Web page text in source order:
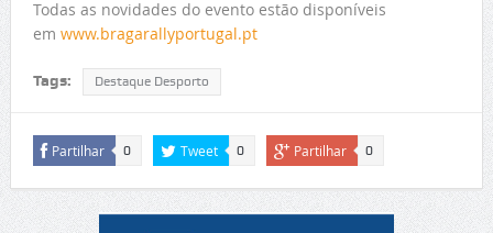
Todas as novidades do evento estão disponíveis
em www.bragarallyportugal.pt
Tags: Destaque Desporto
Partilhar 0 Tweet 0 Partilhar 0